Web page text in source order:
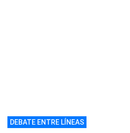
DEBATE ENTRE LÍNEAS